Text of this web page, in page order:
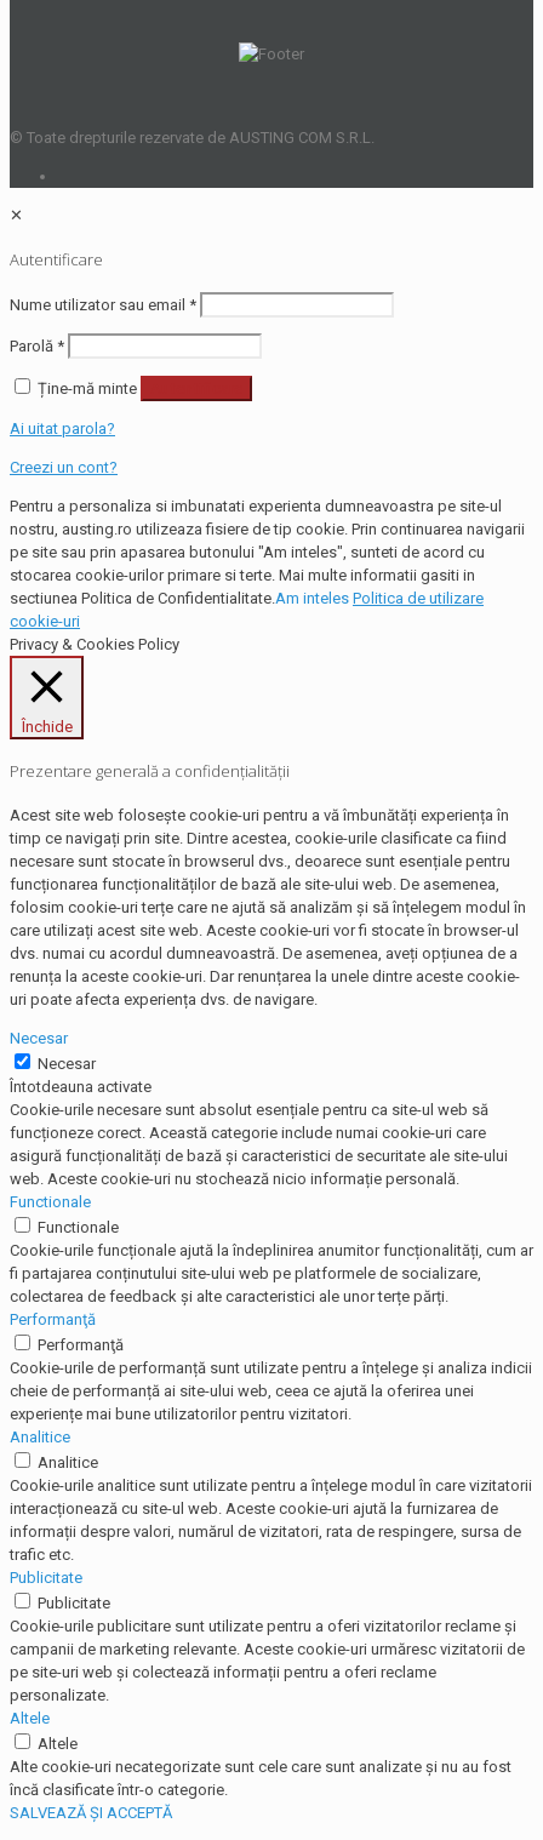
© Toate drepturile rezervate de AUSTING COM S.R.L.
✕
Autentificare
Nume utilizator sau email *
Parolă *
Ține-mă minte
Ai uitat parola?
Creezi un cont?
Pentru a personaliza si imbunatati experienta dumneavoastra pe site-ul
nostru, austing.ro utilizeaza fisiere de tip cookie. Prin continuarea navigarii
pe site sau prin apasarea butonului "Am inteles", sunteti de acord cu
stocarea cookie-urilor primare si terte. Mai multe informatii gasiti in
sectiunea Politica de Confidentialitate. Am inteles Politica de utilizare
cookie-uri
Privacy & Cookies Policy
Închide
Prezentare generală a confidențialității
Acest site web folosește cookie-uri pentru a vă îmbunătăți experiența în
timp ce navigați prin site. Dintre acestea, cookie-urile clasificate ca fiind
necesare sunt stocate în browserul dvs., deoarece sunt esențiale pentru
funcționarea funcționalităților de bază ale site-ului web. De asemenea,
folosim cookie-uri terțe care ne ajută să analizăm și să înțelegem modul în
care utilizați acest site web. Aceste cookie-uri vor fi stocate în browser-ul
dvs. numai cu acordul dumneavoastră. De asemenea, aveți opțiunea de a
renunța la aceste cookie-uri. Dar renunțarea la unele dintre aceste cookie-
uri poate afecta experiența dvs. de navigare.
Necesar
Necesar
Întotdeauna activate
Cookie-urile necesare sunt absolut esențiale pentru ca site-ul web să
funcționeze corect. Această categorie include numai cookie-uri care
asigură funcționalități de bază și caracteristici de securitate ale site-ului
web. Aceste cookie-uri nu stochează nicio informație personală.
Functionale
Functionale
Cookie-urile funcționale ajută la îndeplinirea anumitor funcționalități, cum ar
fi partajarea conținutului site-ului web pe platformele de socializare,
colectarea de feedback și alte caracteristici ale unor terțe părți.
Performanţă
Performanţă
Cookie-urile de performanță sunt utilizate pentru a înțelege și analiza indicii
cheie de performanță ai site-ului web, ceea ce ajută la oferirea unei
experiențe mai bune utilizatorilor pentru vizitatori.
Analitice
Analitice
Cookie-urile analitice sunt utilizate pentru a înțelege modul în care vizitatorii
interacționează cu site-ul web. Aceste cookie-uri ajută la furnizarea de
informații despre valori, numărul de vizitatori, rata de respingere, sursa de
trafic etc.
Publicitate
Publicitate
Cookie-urile publicitare sunt utilizate pentru a oferi vizitatorilor reclame și
campanii de marketing relevante. Aceste cookie-uri urmăresc vizitatorii de
pe site-uri web și colectează informații pentru a oferi reclame
personalizate.
Altele
Altele
Alte cookie-uri necategorizate sunt cele care sunt analizate și nu au fost
încă clasificate într-o categorie.
SALVEAZĂ ȘI ACCEPTĂ